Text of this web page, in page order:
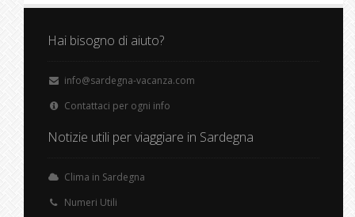
Hai bisogno di aiuto?
info@sardegna-vacanza.com
Contattaci per ogni info
Notizie utili per viaggiare in Sardegna
Clima in Sardegna
Numeri Utili